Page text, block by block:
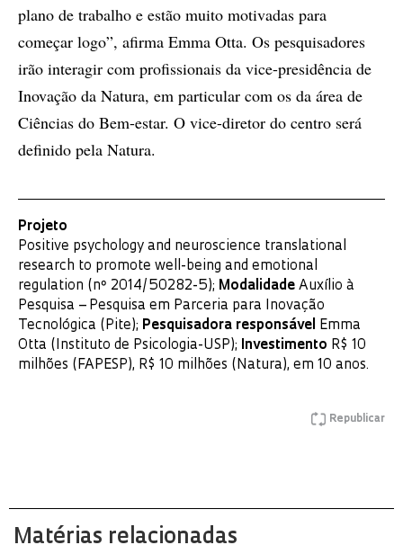
plano de trabalho e estão muito motivadas para
começar logo”, afirma Emma Otta. Os pesquisadores
irão interagir com profissionais da vice-presidência de
Inovação da Natura, em particular com os da área de
Ciências do Bem-estar. O vice-diretor do centro será
definido pela Natura.
Projeto
Positive psychology and neuroscience translational
research to promote well-being and emotional
regulation (nº 2014/50282-5); Modalidade Auxílio à
Pesquisa – Pesquisa em Parceria para Inovação
Tecnológica (Pite); Pesquisadora responsável Emma
Otta (Instituto de Psicologia-USP); Investimento R$ 10
milhões (FAPESP), R$ 10 milhões (Natura), em 10 anos.
Republicar